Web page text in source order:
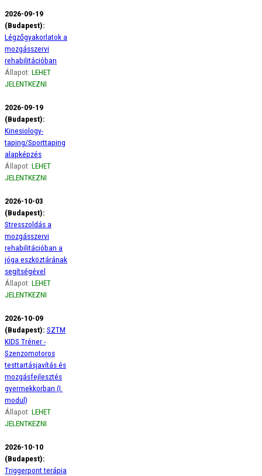
2026-09-19
(Budapest):
Légzőgyakorlatok a
mozgásszervi
rehabilitációban
Állapot: LEHET
JELENTKEZNI
2026-09-19
(Budapest):
Kinesiology-
taping/Sporttaping
alapképzés
Állapot: LEHET
JELENTKEZNI
2026-10-03
(Budapest):
Stresszoldás a
mozgásszervi
rehabilitációban a
jóga eszköztárának
segítségével
Állapot: LEHET
JELENTKEZNI
2026-10-09
(Budapest): SZTM
KIDS Tréner -
Szenzomotoros
testtartásjavítás és
mozgásfejlesztés
gyermekkorban (I.
modul)
Állapot: LEHET
JELENTKEZNI
2026-10-10
(Budapest):
Triggerpont terápia